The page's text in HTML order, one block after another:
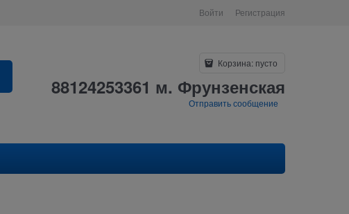
Войти Регистрация
Корзина: пусто
88124253361 м. Фрунзенская
Отправить сообщение